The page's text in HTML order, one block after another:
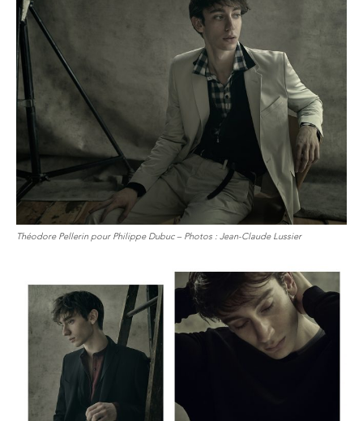
Théodore Pellerin pour Philippe Dubuc – Photos : Jean-Claude Lussier